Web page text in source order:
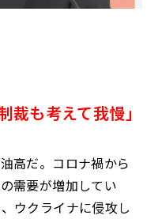
裁も考えて我慢」
高だ。コロナ禍から
需要が増加してい
ウクライナに侵攻し